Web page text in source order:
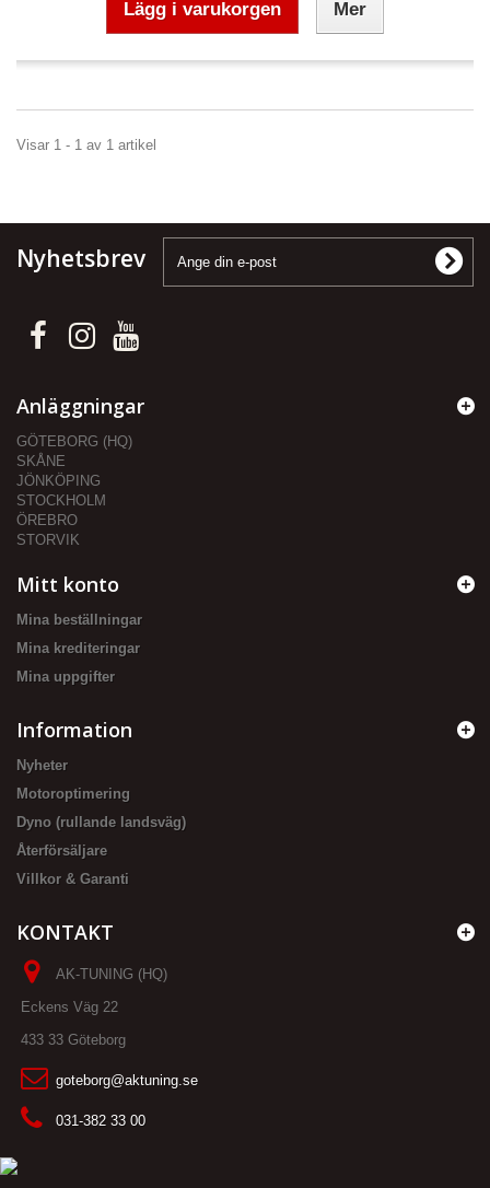
Lägg i varukorgen Mer
Visar 1 - 1 av 1 artikel
Nyhetsbrev
Anläggningar
GÖTEBORG (HQ)
SKÅNE
JÖNKÖPING
STOCKHOLM
ÖREBRO
STORVIK
Mitt konto
Mina beställningar
Mina krediteringar
Mina uppgifter
Information
Nyheter
Motoroptimering
Dyno (rullande landsväg)
Återförsäljare
Villkor & Garanti
KONTAKT
AK-TUNING (HQ)
Eckens Väg 22
433 33 Göteborg
goteborg@aktuning.se
031-382 33 00